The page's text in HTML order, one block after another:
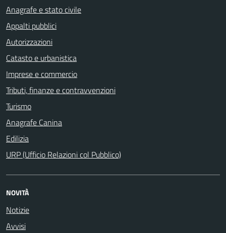
Anagrafe e stato civile
Appalti pubblici
Autorizzazioni
Catasto e urbanistica
Imprese e commercio
Tributi, finanze e contravvenzioni
Turismo
Anagrafe Canina
Edilizia
URP (Ufficio Relazioni col Pubblico)
NOVITÀ
Notizie
Avvisi